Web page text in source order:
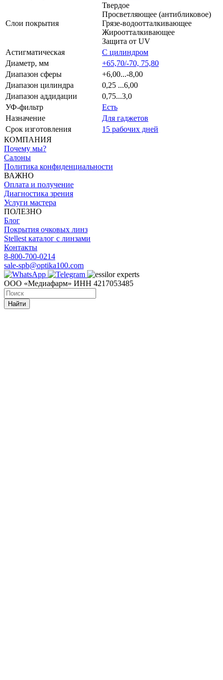
Слои покрытия
Твердое
Просветляющее (антибликовое)
Грязе-водоотталкивающее
Жироотталкивающее
Защита от UV
Астигматическая
С цилиндром
Диаметр, мм
+65,70/-70, 75,80
Диапазон сферы
+6,00...-8,00
Диапазон цилиндра
0,25 ...6,00
Диапазон аддидации
0,75...3,0
УФ-фильтр
Есть
Назначение
Для гаджетов
Срок изготовления
15 рабочих дней
КОМПАНИЯ
Почему мы?
Салоны
Политика конфиденциальности
ВАЖНО
Оплата и получение
Диагностика зрения
Услуги мастера
ПОЛЕЗНО
Блог
Покрытия очковых линз
Stellest каталог с линзами
Контакты
8-800-700-0214
sale-spb@optika100.com
ООО «Медиафарм» ИНН 4217053485
Найти